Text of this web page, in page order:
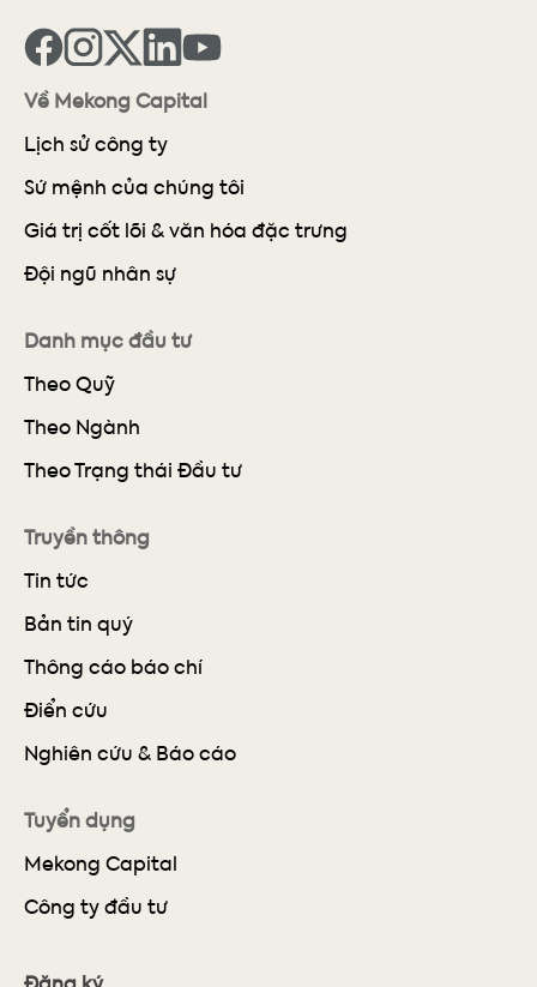
Về Mekong Capital
Lịch sử công ty
Sứ mệnh của chúng tôi
Giá trị cốt lõi & văn hóa đặc trưng
Đội ngũ nhân sự
Danh mục đầu tư
Theo Quỹ
Theo Ngành
Theo Trạng thái Đầu tư
Truyền thông
Tin tức
Bản tin quý
Thông cáo báo chí
Điển cứu
Nghiên cứu & Báo cáo
Tuyển dụng
Mekong Capital
Công ty đầu tư